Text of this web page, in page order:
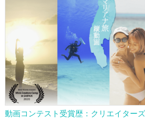
動画コンテスト受賞歴：クリエイター